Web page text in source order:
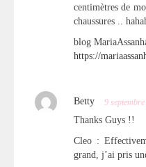
centimètres de
chaussures ..
blog
https://
Betty 9
Thanks Guys !!
Cleo :
grand, j’ai pris